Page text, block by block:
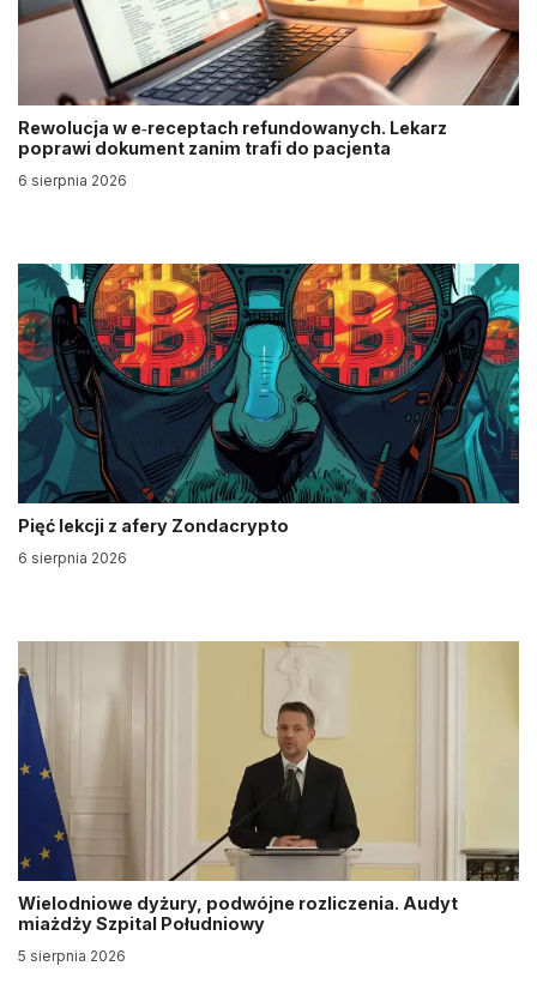
Rewolucja w e‑receptach refundowanych. Lekarz
poprawi dokument zanim trafi do pacjenta
6 sierpnia 2026
Pięć lekcji z afery Zondacrypto
6 sierpnia 2026
Wielodniowe dyżury, podwójne rozliczenia. Audyt
miażdży Szpital Południowy
5 sierpnia 2026